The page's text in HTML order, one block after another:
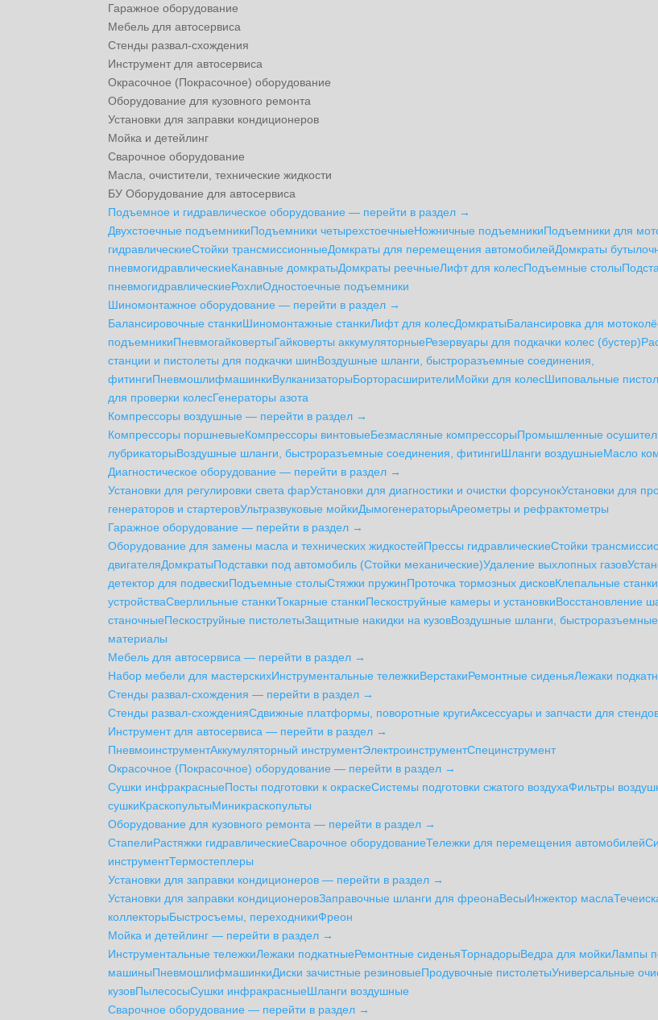
Гаражное оборудование
Мебель для автосервиса
Стенды развал-схождения
Инструмент для автосервиса
Окрасочное (Покрасочное) оборудование
Оборудование для кузовного ремонта
Установки для заправки кондиционеров
Мойка и детейлинг
Сварочное оборудование
Масла, очистители, технические жидкости
БУ Оборудование для автосервиса
Подъемное и гидравлическое оборудование — перейти в раздел →
Двухстоечные подъемникиПодъемники четырехстоечныеНожничные подъемникиПодъемники для
гидравлическиеСтойки трансмиссионныеДомкраты для перемещения автомобилейДомкраты
пневмогидравлическиеКанавные домкратыДомкраты реечныеЛифт для колесПодъемные столы
пневмогидравлическиеРохлиОдностоечные подъемники
Шиномонтажное оборудование — перейти в раздел →
Балансировочные станкиШиномонтажные станкиЛифт для колесДомкратыБалансировка для
подъемникиПневмогайковертыГайковерты аккумуляторныеРезервуары для подкачки колес (бустер)
станции и пистолеты для подкачки шинВоздушные шланги, быстроразъемные соединения,
фитингиПневмошлифмашинкиВулканизаторыБорторасширителиМойки для колесШиповальные
для проверки колесГенераторы азота
Компрессоры воздушные — перейти в раздел →
Компрессоры поршневыеКомпрессоры винтовыеБезмасляные компрессорыПромышленные
лубрикаторыВоздушные шланги, быстроразъемные соединения, фитингиШланги воздушныеМасло
Диагностическое оборудование — перейти в раздел →
Установки для регулировки света фарУстановки для диагностики и очистки форсунокУстановки для
генераторов и стартеровУльтразвуковые мойкиДымогенераторыАреометры и рефрактометры
Гаражное оборудование — перейти в раздел →
Оборудование для замены масла и технических жидкостейПрессы гидравлическиеСтойки
двигателяДомкратыПодставки под автомобиль (Стойки механические)Удаление выхлопных газов
детектор для подвескиПодъемные столыСтяжки пружинПроточка тормозных дисковКлепальные
устройстваСверлильные станкиТокарные станкиПескоструйные камеры и установкиВосстановление
станочныеПескоструйные пистолетыЗащитные накидки на кузовВоздушные шланги,
материалы
Мебель для автосервиса — перейти в раздел →
Набор мебели для мастерскихИнструментальные тележкиВерстакиРемонтные сиденьяЛежаки
Стенды развал-схождения — перейти в раздел →
Стенды развал-схожденияСдвижные платформы, поворотные кругиАксессуары и запчасти для
Инструмент для автосервиса — перейти в раздел →
ПневмоинструментАккумуляторный инструментЭлектроинструментСпецинструмент
Окрасочное (Покрасочное) оборудование — перейти в раздел →
Сушки инфракрасныеПосты подготовки к окраскеСистемы подготовки сжатого воздухаФильтры
сушкиКраскопультыМиникраскопульты
Оборудование для кузовного ремонта — перейти в раздел →
СтапелиРастяжки гидравлическиеСварочное оборудованиеТележки для перемещения автомобилей
инструментТермостеплеры
Установки для заправки кондиционеров — перейти в раздел →
Установки для заправки кондиционеровЗаправочные шланги для фреонаВесыИнжектор масла
коллекторыБыстросъемы, переходникиФреон
Мойка и детейлинг — перейти в раздел →
Инструментальные тележкиЛежаки подкатныеРемонтные сиденьяТорнадорыВедра для мойкиЛампы
машиныПневмошлифмашинкиДиски зачистные резиновыеПродувочные пистолетыУниверсальные
кузовПылесосыСушки инфракрасныеШланги воздушные
Сварочное оборудование — перейти в раздел →